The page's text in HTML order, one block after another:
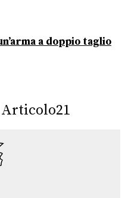
a doppio taglio